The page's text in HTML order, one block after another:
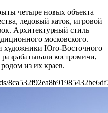
четыре новых объекта —
ледовый каток, игровой
Архитектурный стиль
московского.
художники Юго-Восточного
костромичи,
из их краев.